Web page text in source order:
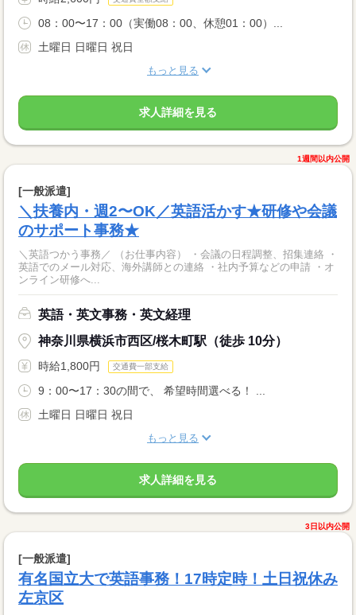
08：00〜17：00（実働08：00、休憩01：00）...
土曜日 日曜日 祝日
もっと見る
求人詳細を見る
1週間以内公開
[一般派遣]
＼扶養内・週2〜OK／英語活かす★研修や会議
のサポート事務★
＼英語つかう事務／ （お仕事内容） ・会議の日程調整、招集連絡 ・
英語でのメール対応、海外講師との連絡 ・社内予算などの申請 ・オ
ンライン研修へ...
英語・英文事務・英文経理
神奈川県横浜市西区/桜木町駅（徒歩 10分）
時給1,800円 交通費一部支給
9：00〜17：30の間で、 希望時間選べる！ ...
土曜日 日曜日 祝日
もっと見る
求人詳細を見る
3日以内公開
[一般派遣]
有名国立大で英語事務！17時定時！土日祝休み
左京区